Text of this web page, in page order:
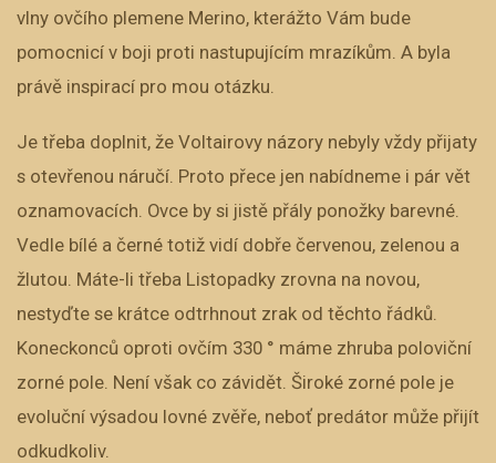
vlny ovčího plemene Merino, kterážto Vám bude
pomocnicí v boji proti nastupujícím mrazíkům. A byla
právě inspirací pro mou otázku.
Je třeba doplnit, že Voltairovy názory nebyly vždy přijaty
s otevřenou náručí. Proto přece jen nabídneme i pár vět
oznamovacích. Ovce by si jistě přály ponožky barevné.
Vedle bílé a černé totiž vidí dobře červenou, zelenou a
žlutou. Máte-li třeba Listopadky zrovna na novou,
nestyďte se krátce odtrhnout zrak od těchto řádků.
Koneckonců oproti ovčím 330 ° máme zhruba poloviční
zorné pole. Není však co závidět. Široké zorné pole je
evoluční výsadou lovné zvěře, neboť predátor může přijít
odkudkoliv.